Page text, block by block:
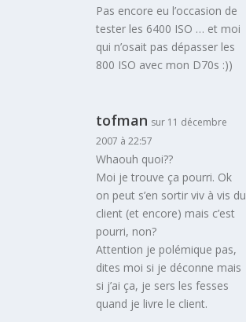
Pas encore eu l’occasion de
tester les 6400 ISO … et moi
qui n’osait pas dépasser les
800 ISO avec mon D70s :))
tofman sur 11 décembre
2007 à 22:57
Whaouh quoi??
Moi je trouve ça pourri. Ok
on peut s’en sortir viv à vis du
client (et encore) mais c’est
pourri, non?
Attention je polémique pas,
dites moi si je déconne mais
si j’ai ça, je sers les fesses
quand je livre le client.